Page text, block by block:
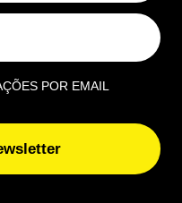
regressa e estas
POR EMAIL